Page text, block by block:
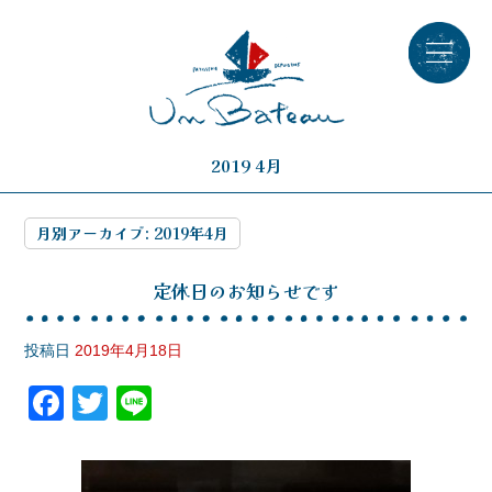
2019 4月
月別アーカイブ: 2019年4月
定休日のお知らせです
投稿日 2019年4月18日
F
c
T
tt
e